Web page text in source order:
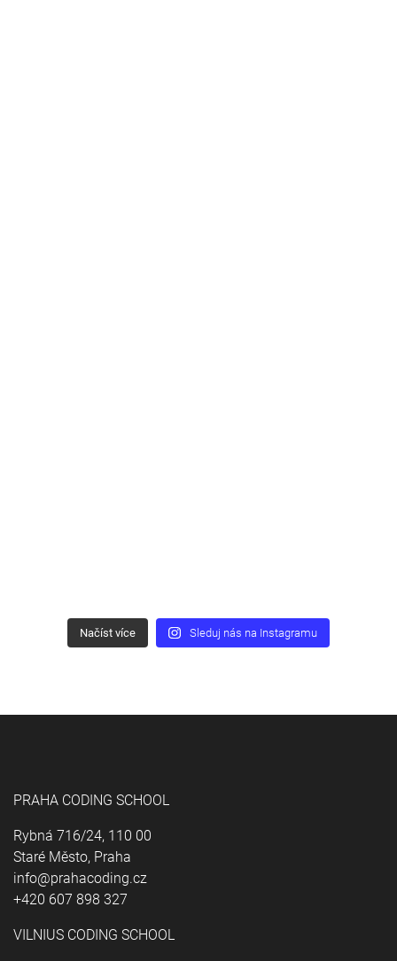
Načíst více Sleduj nás na Instagramu
PRAHA CODING SCHOOL
Rybná 716/24, 110 00
Staré Město, Praha
info@prahacoding.cz
+420 607 898 327
VILNIUS CODING SCHOOL